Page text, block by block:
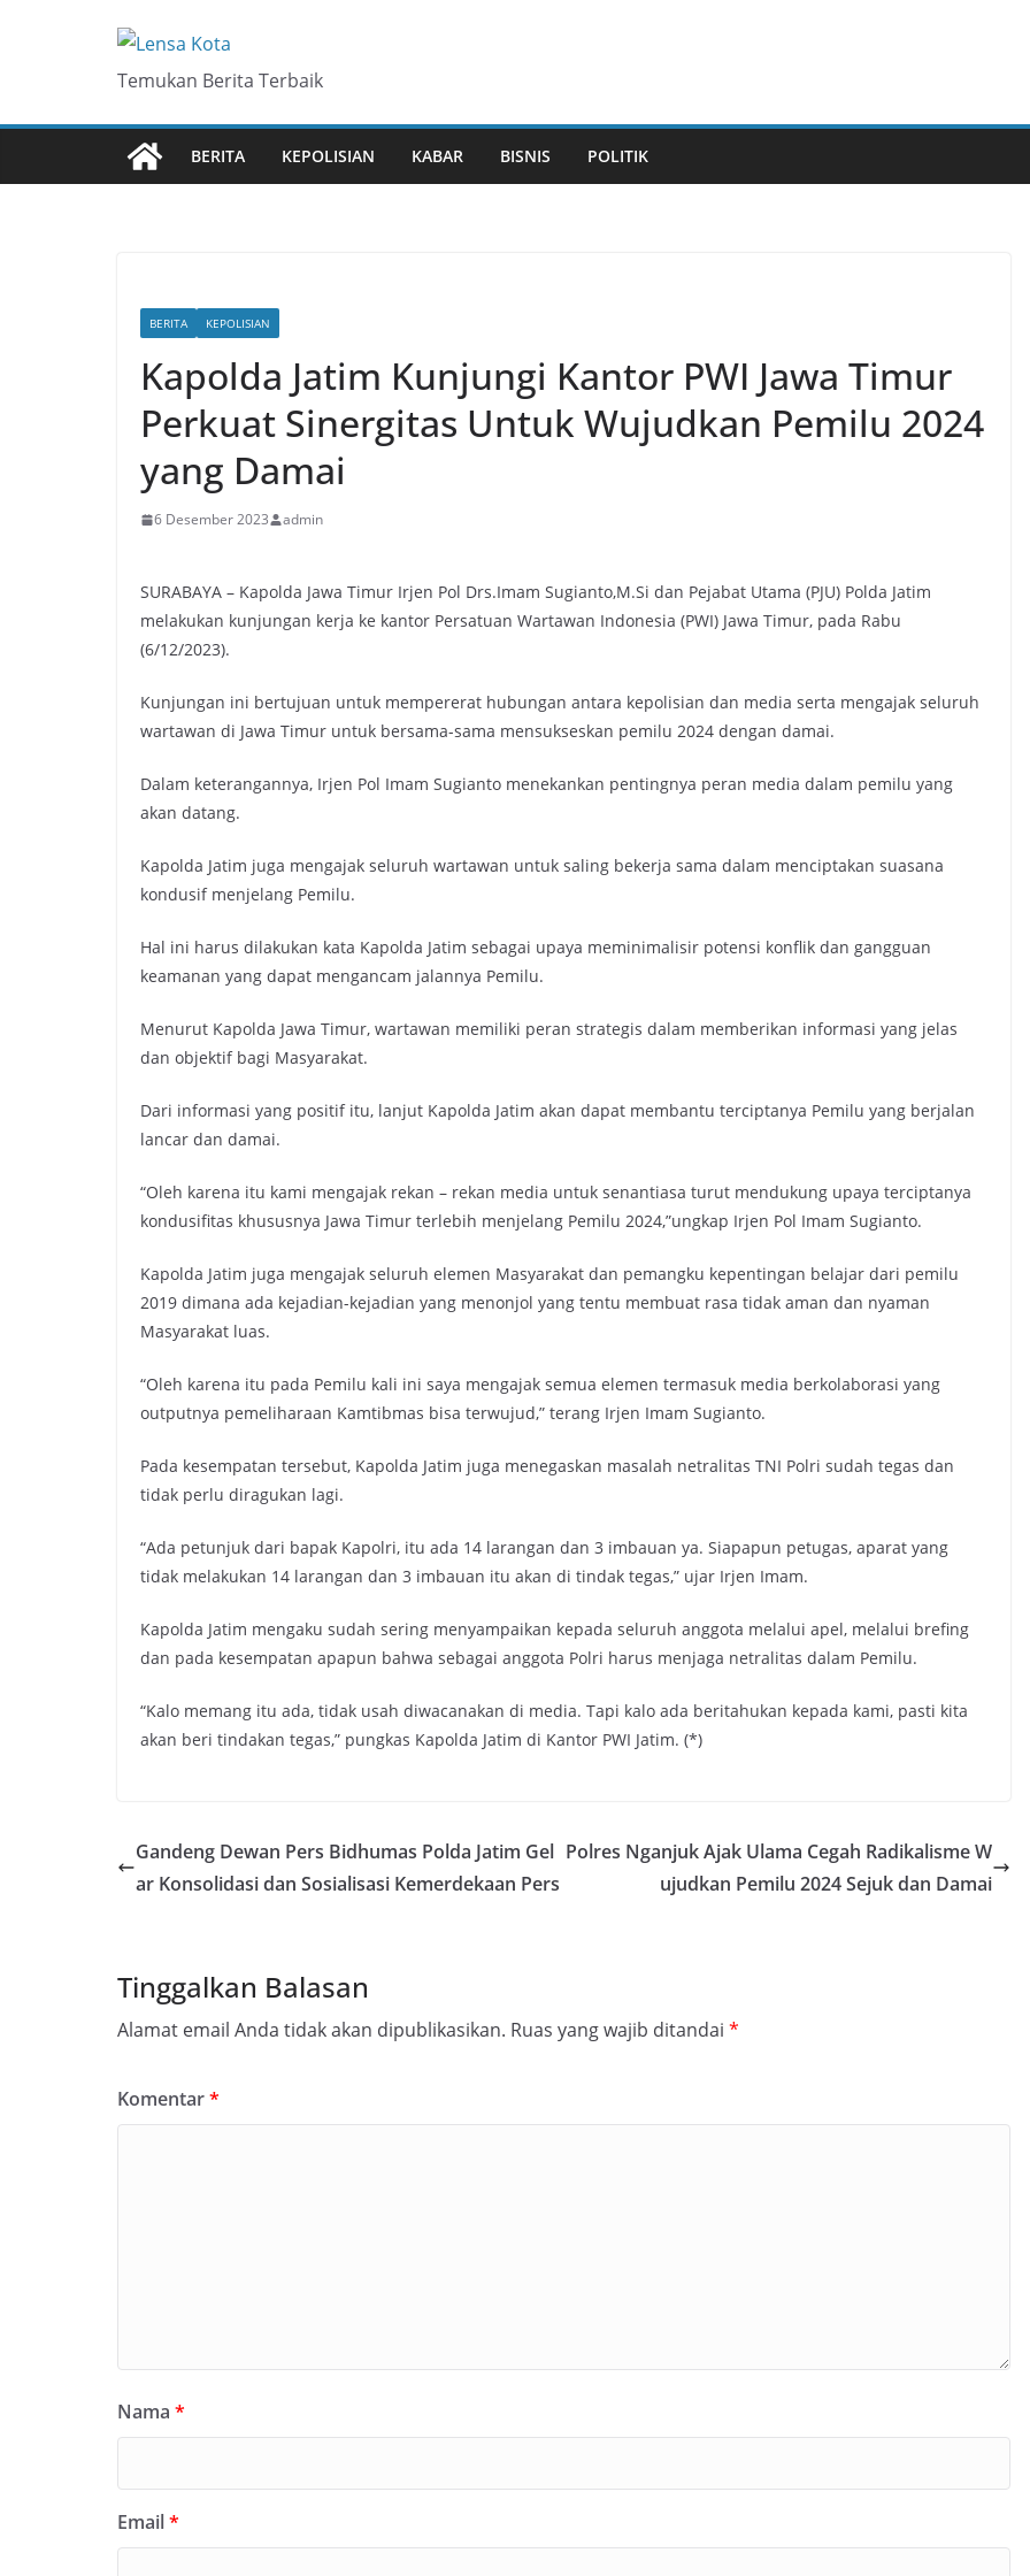
Temukan Berita Terbaik
BERITA KEPOLISIAN KABAR BISNIS POLITIK
BERITA KEPOLISIAN
Kapolda Jatim Kunjungi Kantor PWI Jawa Timur
Perkuat Sinergitas Untuk Wujudkan Pemilu 2024
yang Damai
6 Desember 2023 admin
SURABAYA – Kapolda Jawa Timur Irjen Pol Drs.Imam Sugianto,M.Si dan Pejabat Utama (PJU) Polda Jatim
melakukan kunjungan kerja ke kantor Persatuan Wartawan Indonesia (PWI) Jawa Timur, pada Rabu
(6/12/2023).
Kunjungan ini bertujuan untuk mempererat hubungan antara kepolisian dan media serta mengajak seluruh
wartawan di Jawa Timur untuk bersama-sama mensukseskan pemilu 2024 dengan damai.
Dalam keterangannya, Irjen Pol Imam Sugianto menekankan pentingnya peran media dalam pemilu yang
akan datang.
Kapolda Jatim juga mengajak seluruh wartawan untuk saling bekerja sama dalam menciptakan suasana
kondusif menjelang Pemilu.
Hal ini harus dilakukan kata Kapolda Jatim sebagai upaya meminimalisir potensi konflik dan gangguan
keamanan yang dapat mengancam jalannya Pemilu.
Menurut Kapolda Jawa Timur, wartawan memiliki peran strategis dalam memberikan informasi yang jelas
dan objektif bagi Masyarakat.
Dari informasi yang positif itu, lanjut Kapolda Jatim akan dapat membantu terciptanya Pemilu yang berjalan
lancar dan damai.
“Oleh karena itu kami mengajak rekan – rekan media untuk senantiasa turut mendukung upaya terciptanya
kondusifitas khususnya Jawa Timur terlebih menjelang Pemilu 2024,”ungkap Irjen Pol Imam Sugianto.
Kapolda Jatim juga mengajak seluruh elemen Masyarakat dan pemangku kepentingan belajar dari pemilu
2019 dimana ada kejadian-kejadian yang menonjol yang tentu membuat rasa tidak aman dan nyaman
Masyarakat luas.
“Oleh karena itu pada Pemilu kali ini saya mengajak semua elemen termasuk media berkolaborasi yang
outputnya pemeliharaan Kamtibmas bisa terwujud,” terang Irjen Imam Sugianto.
Pada kesempatan tersebut, Kapolda Jatim juga menegaskan masalah netralitas TNI Polri sudah tegas dan
tidak perlu diragukan lagi.
“Ada petunjuk dari bapak Kapolri, itu ada 14 larangan dan 3 imbauan ya. Siapapun petugas, aparat yang
tidak melakukan 14 larangan dan 3 imbauan itu akan di tindak tegas,” ujar Irjen Imam.
Kapolda Jatim mengaku sudah sering menyampaikan kepada seluruh anggota melalui apel, melalui brefing
dan pada kesempatan apapun bahwa sebagai anggota Polri harus menjaga netralitas dalam Pemilu.
“Kalo memang itu ada, tidak usah diwacanakan di media. Tapi kalo ada beritahukan kepada kami, pasti kita
akan beri tindakan tegas,” pungkas Kapolda Jatim di Kantor PWI Jatim. (*)
Gandeng Dewan Pers Bidhumas Polda Jatim Gel
ar Konsolidasi dan Sosialisasi Kemerdekaan Pers
Polres Nganjuk Ajak Ulama Cegah Radikalisme W
ujudkan Pemilu 2024 Sejuk dan Damai
Tinggalkan Balasan
Alamat email Anda tidak akan dipublikasikan. Ruas yang wajib ditandai *
Komentar*
Nama *
Email*